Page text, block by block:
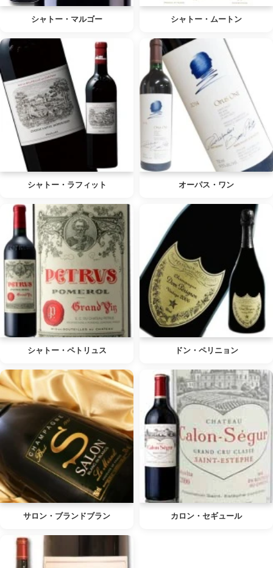
シャトー・マルゴー シャトー・ムートン
シャトー・ラフィット オーパス・ワン
シャトー・ペトリュス ドン・ペリニョン
サロン・ブランドブラン カロン・セギュール